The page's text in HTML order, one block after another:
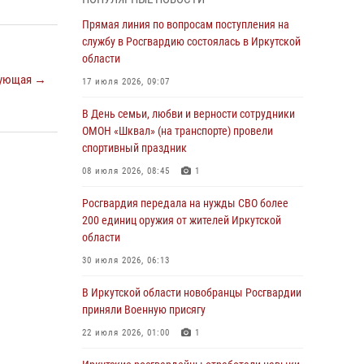
→
Росгвардейцы из Братска присоединились к
донорской акции «От сердца к сердцу»
(видео)
31 июля 2026, 04:37
Сотрудники Росгвардии нашли и вернули
родственникам пропавшую пожилую
женщину в Иркутске
30 июля 2026, 07:37
Росгвардия передала на нужды СВО более
200 единиц оружия от жителей Иркутской
области
30 июля 2026, 06:13
При силовой поддержке СОБР Росгвардии в
Иркутской области провели рейды по
соблюдению миграционного
Прямая линия по вопросам поступления на
службу в Росгвардию состоялась в Иркутской
области
17 июля 2026, 09:07
В День семьи, любви и верности сотрудники
ОМОН «Шквал» (на транспорте) провели
спортивный праздник
08 июля 2026, 08:45 1
Росгвардия передала на нужды СВО более
200 единиц оружия от жителей Иркутской
области
30 июля 2026, 06:13
В Иркутской области новобранцы Росгвардии
приняли Военную присягу
22 июля 2026, 01:00 1